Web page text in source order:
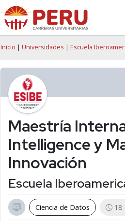
Inicio | Universidades | Escuela
Maestría
Intelligence y
Innovación
Escuela
Ciencia de Datos 18